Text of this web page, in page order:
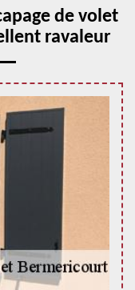
de volet
ravaleur